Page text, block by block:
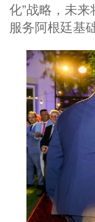
化”战略，未
服务阿根廷基